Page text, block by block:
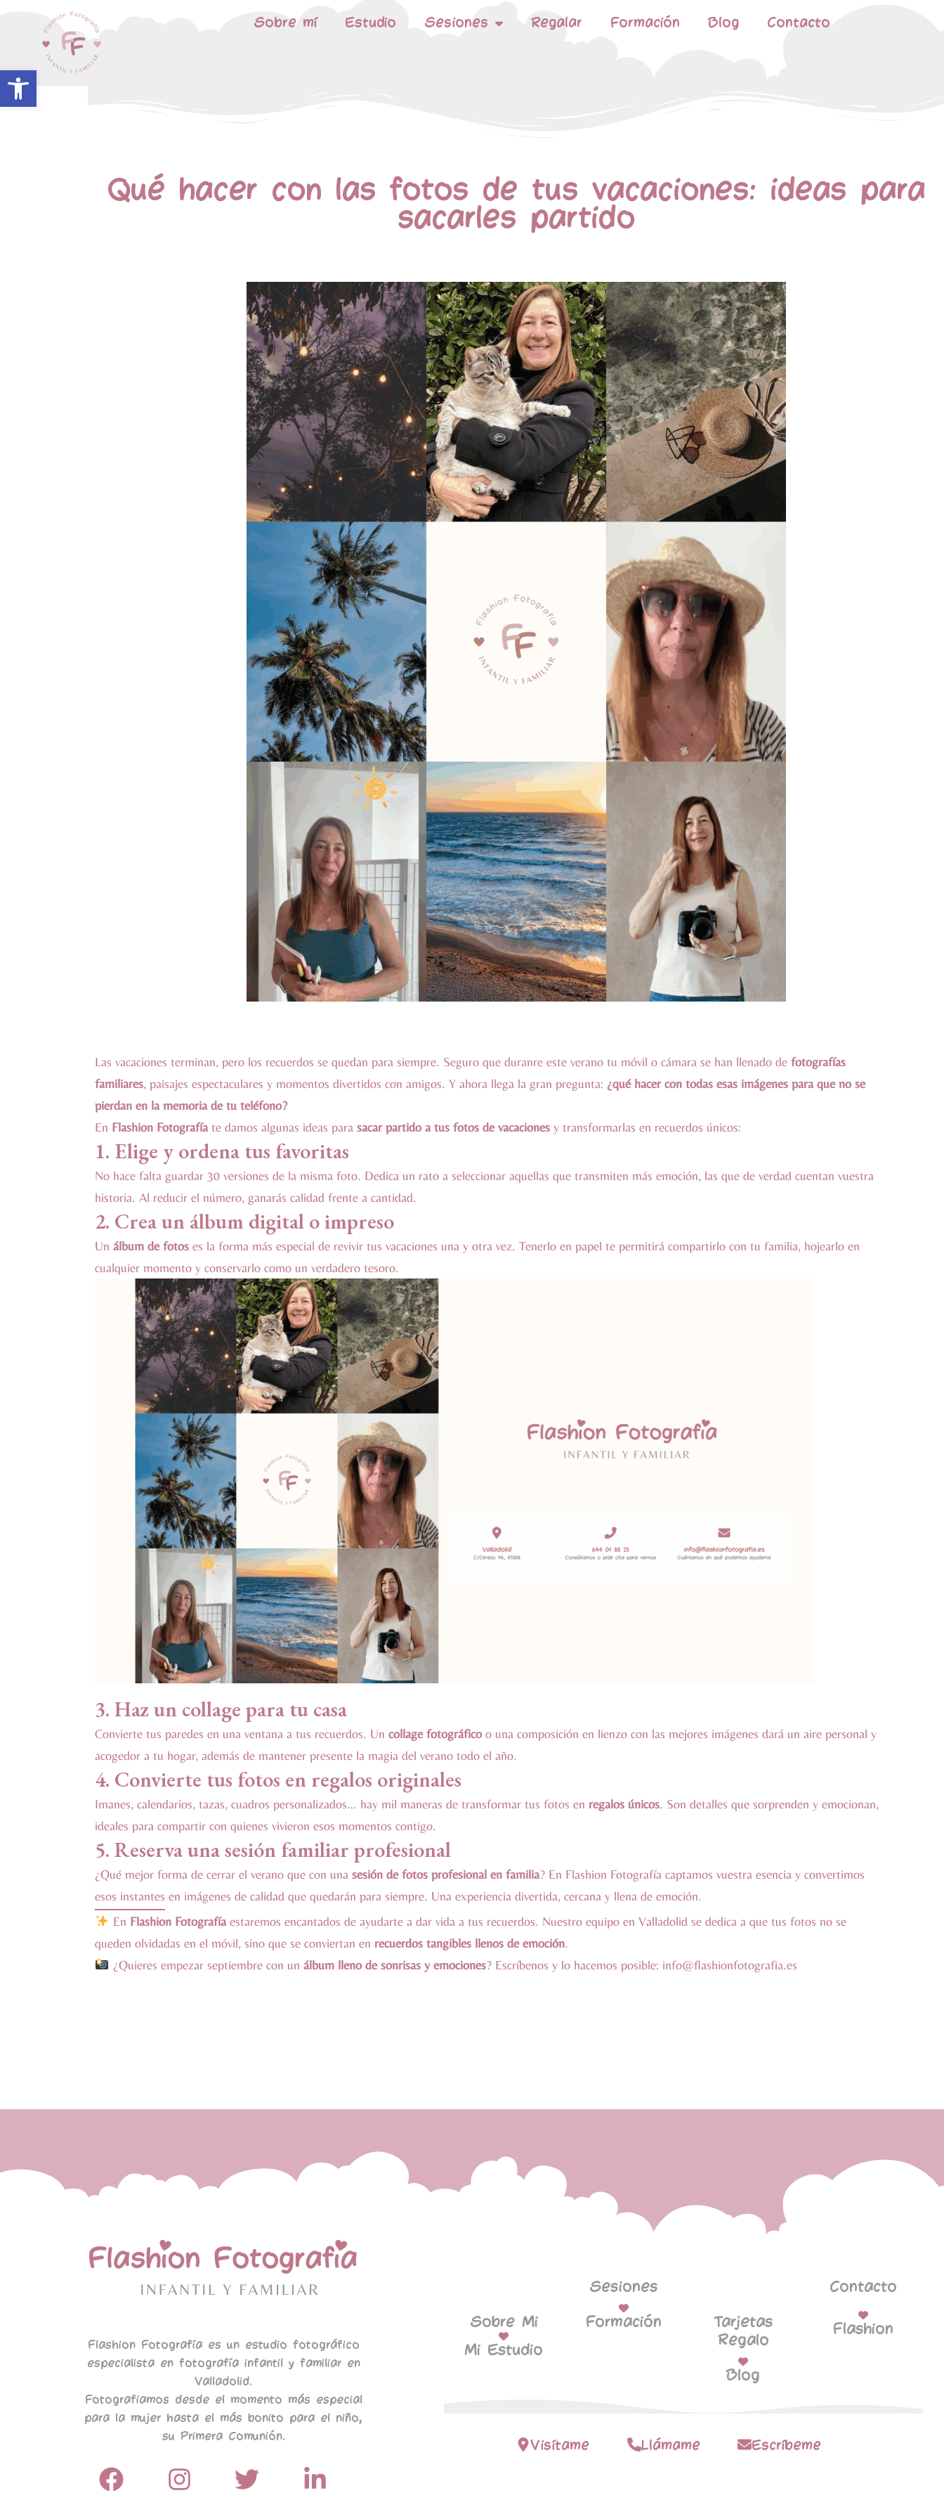
Abrir barra de herramientas
Sobre mí Estudio Sesiones Regalar Formación Blog Contacto
Qué hacer con las fotos de tus vacaciones: ideas para
sacarles partido
Las vacaciones terminan, pero los recuerdos se quedan para siempre. Seguro que duranre este verano tu móvil o cámara se han llenado de fotografías
familiares, paisajes espectaculares y momentos divertidos con amigos. Y ahora llega la gran pregunta: ¿qué hacer con todas esas imágenes para que no se
pierdan en la memoria de tu teléfono?
En Flashion Fotografía te damos algunas ideas para sacar partido a tus fotos de vacaciones y transformarlas en recuerdos únicos:
1. Elige y ordena tus favoritas
No hace falta guardar 30 versiones de la misma foto. Dedica un rato a seleccionar aquellas que transmiten más emoción, las que de verdad cuentan vuestra
historia. Al reducir el número, ganarás calidad frente a cantidad.
2. Crea un álbum digital o impreso
Un álbum de fotos es la forma más especial de revivir tus vacaciones una y otra vez. Tenerlo en papel te permitirá compartirlo con tu familia, hojearlo en
cualquier momento y conservarlo como un verdadero tesoro.
3. Haz un collage para tu casa
Convierte tus paredes en una ventana a tus recuerdos. Un collage fotográficoo una composición en lienzo con las mejores imágenes dará un aire personal y
acogedor a tu hogar, además de mantener presente la magia del verano todo el año.
4. Convierte tus fotos en regalos originales
Imanes, calendarios, tazas, cuadros personalizados… hay mil maneras de transformar tus fotos en regalos únicos. Son detalles que sorprenden y emocionan,
ideales para compartir con quienes vivieron esos momentos contigo.
5. Reserva una sesión familiar profesional
¿Qué mejor forma de cerrar el verano que con una sesión de fotos profesional en familia? En Flashion Fotografía captamos vuestra esencia y convertimos
esos instantes en imágenes de calidad que quedarán para siempre. Una experiencia divertida, cercana y llena de emoción.
En Flashion Fotografíaestaremos encantados de ayudarte a dar vida a tus recuerdos. Nuestro equipo en Valladolid se dedica a que tus fotos no se
queden olvidadas en el móvil, sino que se conviertan en recuerdos tangibles llenos de emoción.
¿Quieres empezar septiembre con un álbum lleno de sonrisas y emociones? Escríbenos y lo hacemos posible: info@flashionfotografia.es
Flashion Fotografía es un estudio fotográfico
especialista en fotografía infantil y familiar en
Valladolid.
Fotografiamos desde el momento más especial
para la mujer hasta el más bonito para el niño,
su Primera Comunión.
Sobre Mi
Mi Estudio
Sesiones
Formación
Tarjetas
Regalo
Blog
Contacto
Flashion
Visítame Llámame Escríbeme